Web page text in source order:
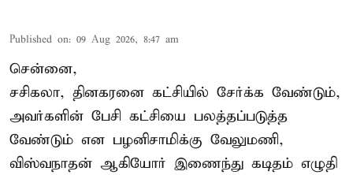
Published on: 09 Aug 2026, 8:47 am
சென்னை,
சசிகலா, தினகரனை கட்சியில் சேர்க்க வேண்டும்,
அவர்களின் பேசி கட்சியை பலத்தப்படுத்த
வேண்டும் என பழனிசாமிக்கு வேலுமணி,
விஸ்வநாதன் ஆகியோர் இணைந்து கடிதம் எழுதி